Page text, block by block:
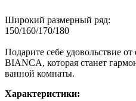
Широкий размерный ряд:
150/160/170/180
Подарите себе удовольствие
BIANCA, которая станет
ванной комнаты.
Характеристики: